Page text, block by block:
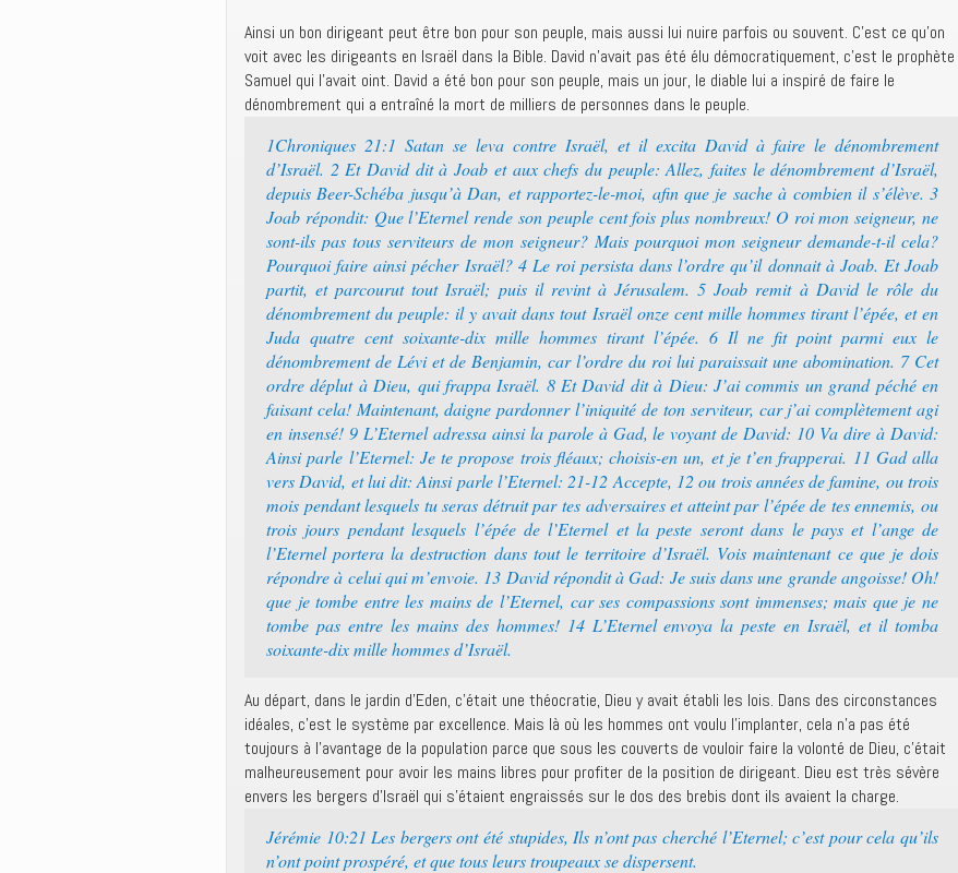
Ainsi un bon dirigeant peut être bon pour son peuple, mais aussi lui nuire parfois ou souvent. C’est ce qu’on
voit avec les dirigeants en Israël dans la Bible. David n’avait pas été élu démocratiquement, c’est le prophète
Samuel qui l’avait oint. David a été bon pour son peuple, mais un jour, le diable lui a inspiré de faire le
dénombrement qui a entraîné la mort de milliers de personnes dans le peuple.
1Chroniques 21:1 Satan se leva contre Israël, et il excita David à faire le dénombrement
d’Israël. 2 Et David dit à Joab et aux chefs du peuple: Allez, faites le dénombrement d’Israël,
depuis Beer-Schéba jusqu’à Dan, et rapportez-le-moi, afin que je sache à combien il s’élève. 3
Joab répondit: Que l’Eternel rende son peuple cent fois plus nombreux! O roi mon seigneur, ne
sont-ils pas tous serviteurs de mon seigneur? Mais pourquoi mon seigneur demande-t-il cela?
Pourquoi faire ainsi pécher Israël? 4 Le roi persista dans l’ordre qu’il donnait à Joab. Et Joab
partit, et parcourut tout Israël; puis il revint à Jérusalem. 5 Joab remit à David le rôle du
dénombrement du peuple: il y avait dans tout Israël onze cent mille hommes tirant l’épée, et en
Juda quatre cent soixante-dix mille hommes tirant l’épée. 6 Il ne fit point parmi eux le
dénombrement de Lévi et de Benjamin, car l’ordre du roi lui paraissait une abomination. 7 Cet
ordre déplut à Dieu, qui frappa Israël. 8 Et David dit à Dieu: J’ai commis un grand péché en
faisant cela! Maintenant, daigne pardonner l’iniquité de ton serviteur, car j’ai complètement agi
en insensé! 9 L’Eternel adressa ainsi la parole à Gad, le voyant de David: 10 Va dire à David:
Ainsi parle l’Eternel: Je te propose trois fléaux; choisis-en un, et je t’en frapperai. 11 Gad alla
vers David, et lui dit: Ainsi parle l’Eternel: 21-12 Accepte, 12 ou trois années de famine, ou trois
mois pendant lesquels tu seras détruit par tes adversaires et atteint par l’épée de tes ennemis, ou
trois jours pendant lesquels l’épée de l’Eternel et la peste seront dans le pays et l’ange de
l’Eternel portera la destruction dans tout le territoire d’Israël. Vois maintenant ce que je dois
répondre à celui qui m’envoie. 13 David répondit à Gad: Je suis dans une grande angoisse! Oh!
que je tombe entre les mains de l’Eternel, car ses compassions sont immenses; mais que je ne
tombe pas entre les mains des hommes! 14 L’Eternel envoya la peste en Israël, et il tomba
soixante-dix mille hommes d’Israël.
Au départ, dans le jardin d’Eden, c’était une théocratie, Dieu y avait établi les lois. Dans des circonstances
idéales, c’est le système par excellence. Mais là où les hommes ont voulu l’implanter, cela n’a pas été
toujours à l’avantage de la population parce que sous les couverts de vouloir faire la volonté de Dieu, c’était
malheureusement pour avoir les mains libres pour profiter de la position de dirigeant. Dieu est très sévère
envers les bergers d’Israël qui s’étaient engraissés sur le dos des brebis dont ils avaient la charge.
Jérémie 10:21 Les bergers ont été stupides, Ils n’ont pas cherché l’Eternel; c’est pour cela qu’ils
n’ont point prospéré, et que tous leurs troupeaux se dispersent.